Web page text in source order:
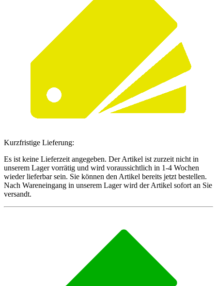
Kurzfristige Lieferung:
Es ist keine Lieferzeit angegeben. Der Artikel ist zurzeit nicht in
unserem Lager vorrätig und wird voraussichtlich in 1-4 Wochen
wieder lieferbar sein. Sie können den Artikel bereits jetzt bestellen.
Nach Wareneingang in unserem Lager wird der Artikel sofort an Sie
versandt.